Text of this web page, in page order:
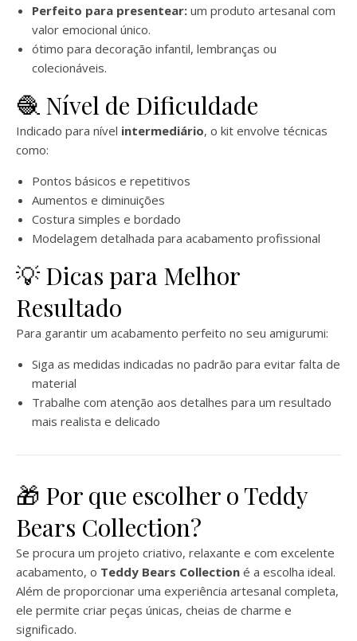
Perfeito para presentear: um produto artesanal com
valor emocional único.
ótimo para decoração infantil, lembranças ou
colecionáveis.
🧶 Nível de Dificuldade
Indicado para nível intermediário, o kit envolve técnicas
como:
Pontos básicos e repetitivos
Aumentos e diminuições
Costura simples e bordado
Modelagem detalhada para acabamento profissional
💡 Dicas para Melhor
Resultado
Para garantir um acabamento perfeito no seu amigurumi:
Siga as medidas indicadas no padrão para evitar falta de
material
Trabalhe com atenção aos detalhes para um resultado
mais realista e delicado
🎁 Por que escolher o Teddy
Bears Collection?
Se procura um projeto criativo, relaxante e com excelente
acabamento, o Teddy Bears Collection é a escolha ideal.
Além de proporcionar uma experiência artesanal completa,
ele permite criar peças únicas, cheias de charme e
significado.